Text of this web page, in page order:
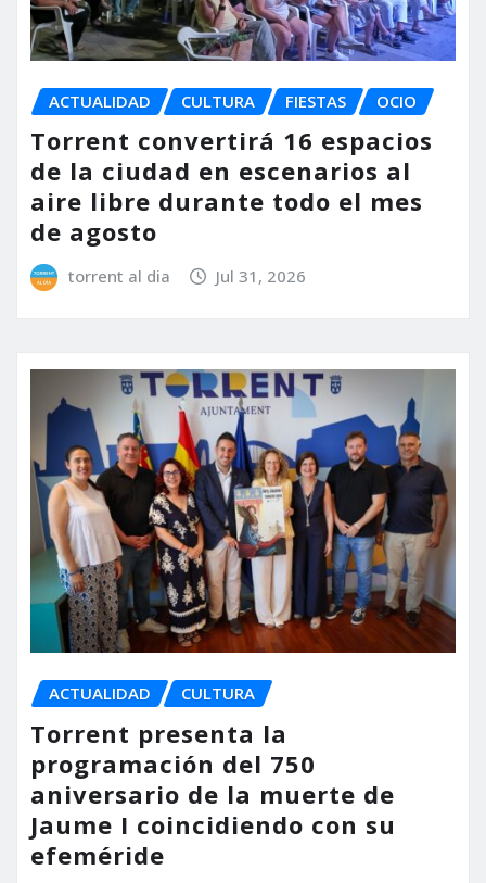
ACTUALIDAD CULTURA FIESTAS OCIO
Torrent convertirá 16 espacios
de la ciudad en escenarios al
aire libre durante todo el mes
de agosto
torrent al dia Jul 31, 2026
ACTUALIDAD CULTURA
Torrent presenta la
programación del 750
aniversario de la muerte de
Jaume I coincidiendo con su
efeméride